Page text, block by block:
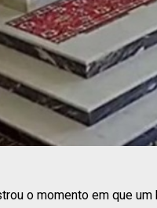
o momento em que